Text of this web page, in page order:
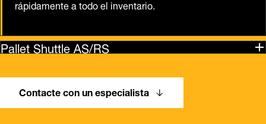
rápidamente a todo el inventario.
Pallet Shuttle AS/RS
Contacte con un especialista